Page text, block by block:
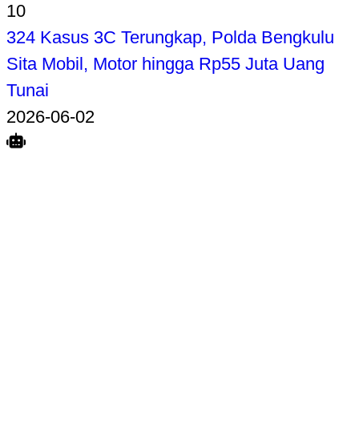
10
324 Kasus 3C Terungkap, Polda Bengkulu
Sita Mobil, Motor hingga Rp55 Juta Uang
Tunai
2026-06-02